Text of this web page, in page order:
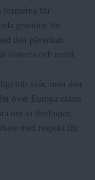
formerna för
grunden för
den påverkan
historia och nutid.
blir svår, men den
över Europa måste
om vi fördjupar,
med respekt för